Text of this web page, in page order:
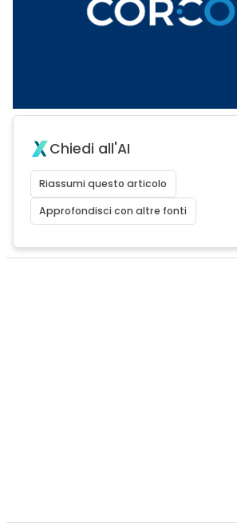
Chiedi all'AI
Riassumi questo articolo
Approfondisci con altre fonti